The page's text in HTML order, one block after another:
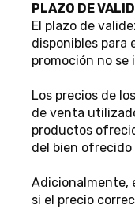
PLAZO DE
El plazo de
disponibles para
promoción no
Los precios de
de venta
productos
del bien
Adicionalmente,
si el precio